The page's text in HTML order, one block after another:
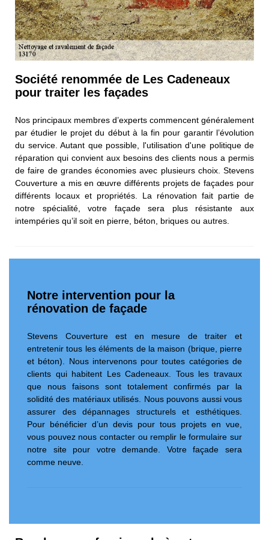
Société renommée de Les Cadeneaux
pour traiter les façades
Nos principaux membres d’experts commencent généralement
par étudier le projet du début à la fin pour garantir l’évolution
du service. Autant que possible, l'utilisation d'une politique de
réparation qui convient aux besoins des clients nous a permis
de faire de grandes économies avec plusieurs choix. Stevens
Couverture a mis en œuvre différents projets de façades pour
différents locaux et propriétés. La rénovation fait partie de
notre spécialité, votre façade sera plus résistante aux
intempéries qu’il soit en pierre, béton, briques ou autres.
Notre intervention pour la
rénovation de façade
Stevens Couverture est en mesure de traiter et
entretenir tous les éléments de la maison (brique, pierre
et béton). Nous intervenons pour toutes catégories de
clients qui habitent Les Cadeneaux. Tous les travaux
que nous faisons sont totalement confirmés par la
solidité des matériaux utilisés. Nous pouvons aussi vous
assurer des dépannages structurels et esthétiques.
Pour bénéficier d’un devis pour tous projets en vue,
vous pouvez nous contacter ou remplir le formulaire sur
notre site pour votre demande. Votre façade sera
comme neuve.